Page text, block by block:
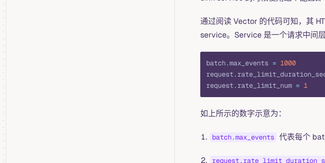
通过阅读 Vector 的代码可知，其
service。Service 是一个请求中间
batch.max_events = 1000
request.
request. rate_limit_num = 1
如上所示的数字示意为：
batch.max_events 代表每个